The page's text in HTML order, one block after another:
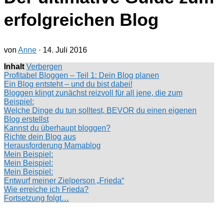
erfolgreichen Blog
von Anne · 14. Juli 2016
Inhalt Verbergen
Profitabel Bloggen – Teil 1: Dein Blog planen
Ein Blog entsteht – und du bist dabei!
Bloggen klingt zunächst reizvoll für all jene, die zum
Beispiel:
Welche Dinge du tun solltest, BEVOR du einen eigenen
Blog erstellst
Kannst du überhaupt bloggen?
Richte dein Blog aus
Herausforderung Mamablog
Mein Beispiel:
Mein Beispiel:
Mein Beispiel:
Entwurf meiner Zielperson „Frieda“
Wie erreiche ich Frieda?
Fortsetzung folgt…